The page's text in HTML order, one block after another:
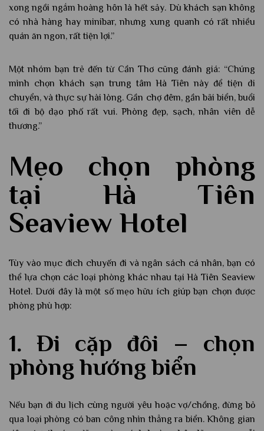
xong ngồi ngắm hoàng hôn là hết sảy. Dù khách sạn không
có nhà hàng hay minibar, nhưng xung quanh có rất nhiều
quán ăn ngon, rất tiện lợi.”
Một nhóm bạn trẻ đến từ Cần Thơ cũng đánh giá: “Chúng
mình chọn khách sạn trung tâm Hà Tiên này để tiện di
chuyển, và thực sự hài lòng. Gần chợ đêm, gần bãi biển, buổi
tối đi bộ dạo phố rất vui. Phòng đẹp, sạch, nhân viên dễ
thương.”
Mẹo chọn phòng
tại Hà Tiên
Seaview Hotel
Tùy vào mục đích chuyến đi và ngân sách cá nhân, bạn có
thể lựa chọn các loại phòng khác nhau tại Hà Tiên Seaview
Hotel. Dưới đây là một số mẹo hữu ích giúp bạn chọn được
phòng phù hợp:
1. Đi cặp đôi – chọn
phòng hướng biển
Nếu bạn đi du lịch cùng người yêu hoặc vợ/chồng, đừng bỏ
qua loại phòng có ban công nhìn thẳng ra biển. Không gian